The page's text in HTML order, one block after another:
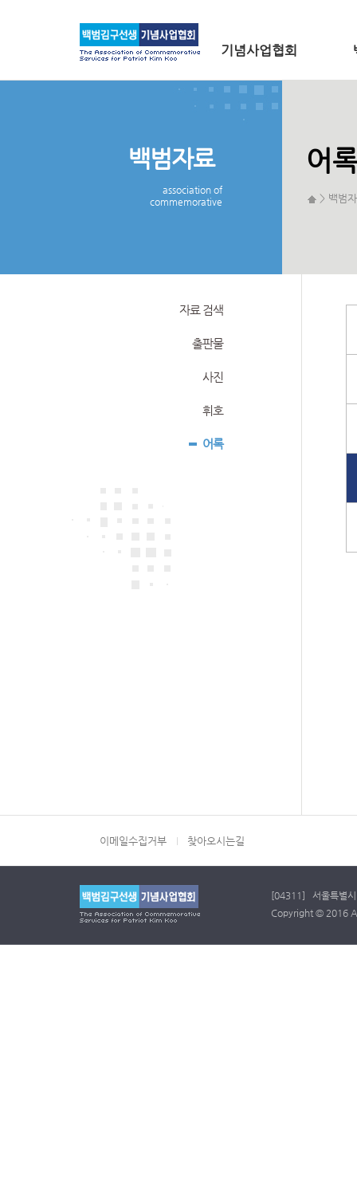
기념사업협회
백범자료
association of
commemorative
어
> 백범
자료 검색
출판물
사진
휘호
어록
이메일수집거부 찾아오시는길
[04311] 서울특별
Copyright © 2016